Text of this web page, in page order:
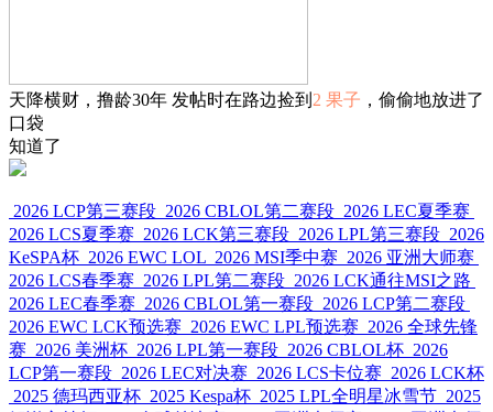
天降横财，撸龄30年 发帖时在路边捡到 2 果子 ，偷偷地放进了
口袋
知道了
2026 LCP第三赛段 2026 CBLOL第二赛段 2026 LEC夏季赛
2026 LCS夏季赛 2026 LCK第三赛段 2026 LPL第三赛段 2026
KeSPA杯 2026 EWC LOL 2026 MSI季中赛 2026 亚洲大师赛
2026 LCS春季赛 2026 LPL第二赛段 2026 LCK通往MSI之路
2026 LEC春季赛 2026 CBLOL第一赛段 2026 LCP第二赛段
2026 EWC LCK预选赛 2026 EWC LPL预选赛 2026 全球先锋
赛 2026 美洲杯 2026 LPL第一赛段 2026 CBLOL杯 2026
LCP第一赛段 2026 LEC对决赛 2026 LCS卡位赛 2026 LCK杯
2025 德玛西亚杯 2025 Kespa杯 2025 LPL全明星冰雪节 2025